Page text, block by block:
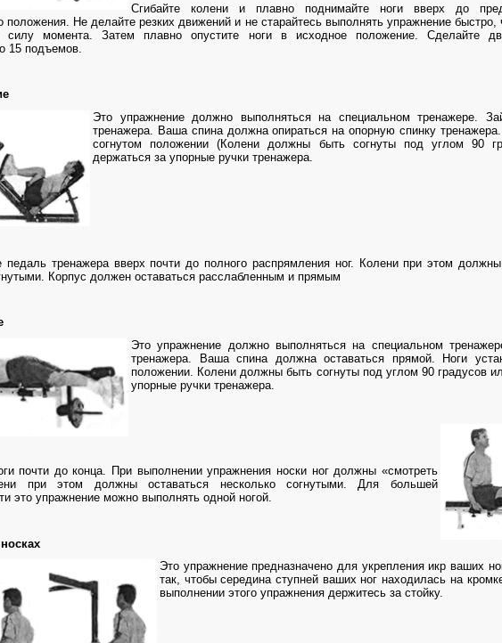
Сгибайте колени и плавно поднимайте ноги вверх до
положения. Не делайте резких движений и не старайтесь выполнять упражнение быстро,
силу момента. Затем плавно опустите ноги в исходное положение. Сделайте
15 подъемов.
Это упражнение должно выполняться на специальном тренажере.
тренажера. Ваша спина должна опираться на опорную спинку
согнутом положении (Колени должны быть согнуты под углом 90
держаться за упорные ручки тренажера.
педаль тренажера вверх почти до полного распрямления ног. Колени при этом должны
Корпус должен оставаться расслабленным и прямым
Это упражнение должно выполняться на специальном
тренажера. Ваша спина должна оставаться прямой. Ноги
положении. Колени должны быть согнуты под углом 90 градусов
упорные ручки тренажера.
почти до конца. При выполнении упражнения носки ног должны «смотреть
при этом должны оставаться несколько согнутыми. Для большей
это упражнение можно выполнять одной ногой.
Это упражнение предназначено для укрепления икр ваших
так, чтобы середина ступней ваших ног находилась на
выполнении этого упражнения держитесь за стойку.